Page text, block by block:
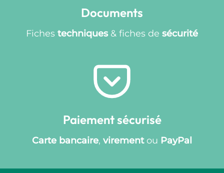
Documents
Fiches techniques& fiches de sécurité
Paiement sécurisé
Carte bancaire, virementou PayPal